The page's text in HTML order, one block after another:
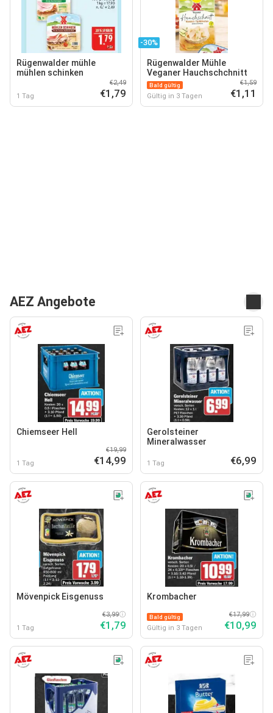
Rügenwalder mühle
mühlen schinken
1 Tag
€2,49
€1,79
-30%
Rügenwalder Mühle
Veganer Hauchschchnitt
Bald gültig
Gültig in 3 Tagen
€1,59
€1,11
AEZ Angebote
Chiemseer Hell
1 Tag
€19,99
€14,99
Gerolsteiner
Mineralwasser
1 Tag €6,99
Mövenpick Eisgenuss
1 Tag
€3,99
€1,79
Krombacher
Bald gültig
Gültig in 3 Tagen
€17,99
€10,99